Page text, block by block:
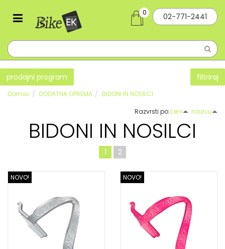
02-771-2441
0
prodajni program filtriraj
Domov DODATNA OPREMA BIDONI IN NOSILCI
Razvrsti po:ceni nazivu
BIDONI IN NOSILCI
1 2
NOVO! NOVO!